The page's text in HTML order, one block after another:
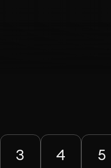
3 4 5